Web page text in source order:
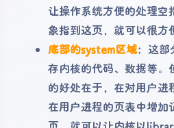
让操作系统方便的处理
象指到这页，就可以很方
底部的system区域：这部
存内核的代码、数据等。
的好处在于，在对用户进
在用户进程的页表中增加